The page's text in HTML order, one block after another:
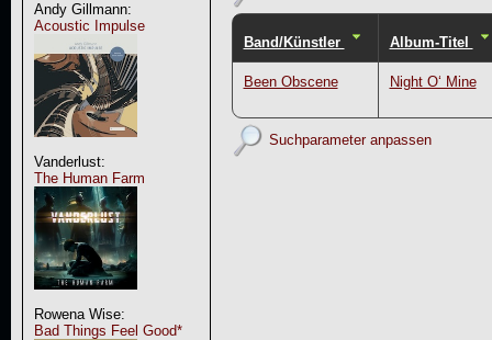
Andy Gillmann:
Acoustic Impulse
Vanderlust:
The Human Farm
Rowena Wise:
Bad Things Feel Good*
Band/Künstler Album-Titel
Been Obscene Night O‘ Mine
Suchparameter anpassen